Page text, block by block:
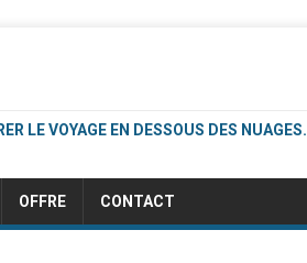
LE VOYAGE EN DESSOUS DES NUAGES.
OFFRE CONTACT